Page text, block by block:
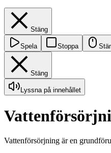
Stäng
Spela Stoppa
Stäng
Lyssna på innehållet
Vattenförsörjning är en